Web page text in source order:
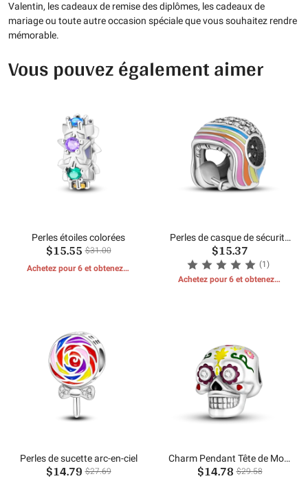
Valentin, les cadeaux de remise des diplômes, les cadeaux de
mariage ou toute autre occasion spéciale que vous souhaitez rendre
mémorable.
Vous pouvez également aimer
Perles étoiles colorées
$15.55 $31.00
Achetez pour 6 et obtenez 1
Perles de casque de sécurité
colorées
$15.37
(1)
Achetez pour 6 et obtenez 1
Perles de sucette arc-en-ciel
$14.79 $27.69
Charm Pendant Tête de Mort
Jack
$14.78 $29.58